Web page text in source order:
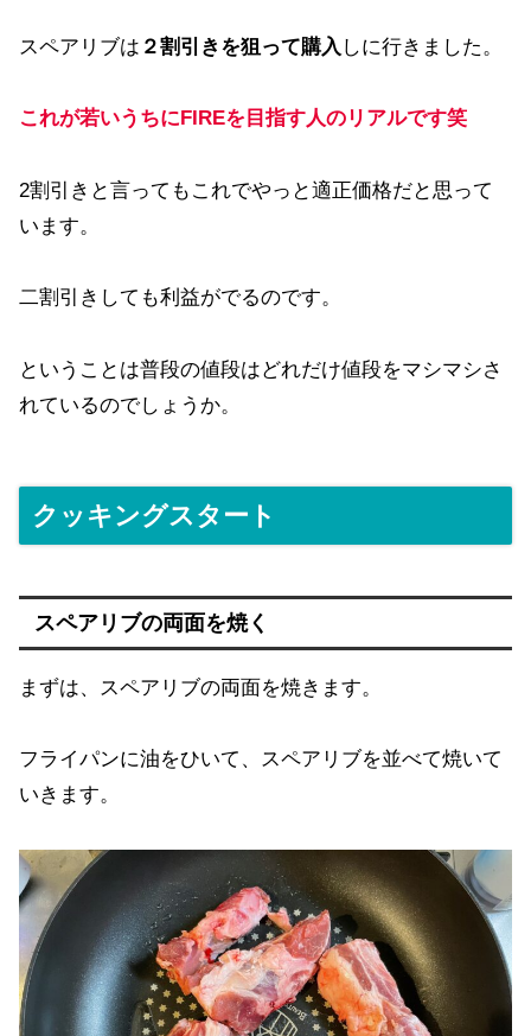
スペアリブは ２割引きを狙って購入 しに行きました。
これが若いうちにFIREを目指す人のリアルです笑
2割引きと言ってもこれでやっと適正価格だと思って
います。
二割引きしても利益がでるのです。
ということは普段の値段はどれだけ値段をマシマシさ
れているのでしょうか。
クッキングスタート
スペアリブの両面を焼く
まずは、スペアリブの両面を焼きます。
フライパンに油をひいて、スペアリブを並べて焼いて
いきます。